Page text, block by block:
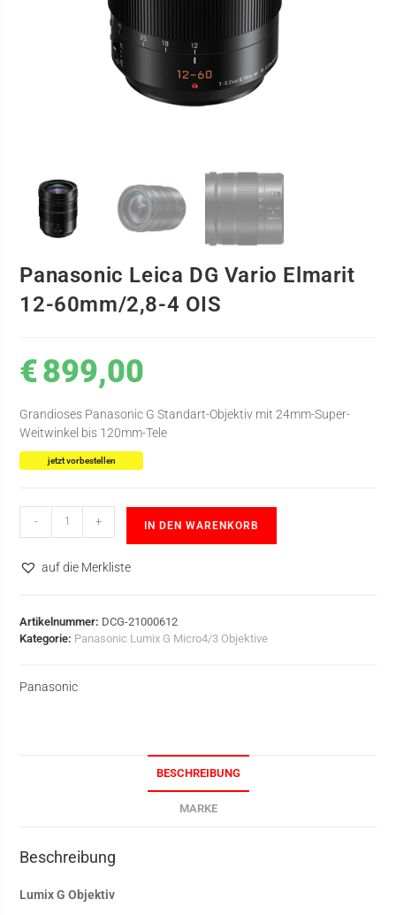
Panasonic Leica DG Vario Elmarit
12-60mm/2,8-4 OIS
€899,00
Grandioses Panasonic G Standart-Objektiv mit 24mm-Super-
Weitwinkel bis 120mm-Tele
jetzt vorbestellen
- + IN DEN WARENKORB
auf die Merkliste
Artikelnummer: DCG-21000612
Kategorie: Panasonic Lumix G Micro4/3 Objektive
Panasonic
BESCHREIBUNG
MARKE
Beschreibung
Lumix G Objektiv